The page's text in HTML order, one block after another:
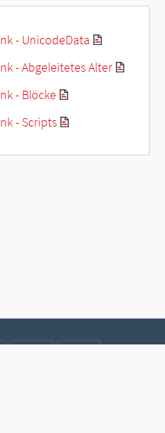
- UnicodeData
- Abgeleitetes Alter
- Blöcke
- Scripts